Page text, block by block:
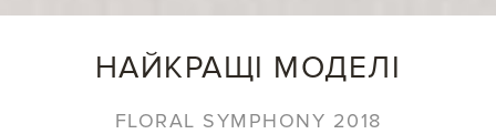
НАЙКРАЩІ МОДЕЛІ
FLORAL SYMPHONY 2018